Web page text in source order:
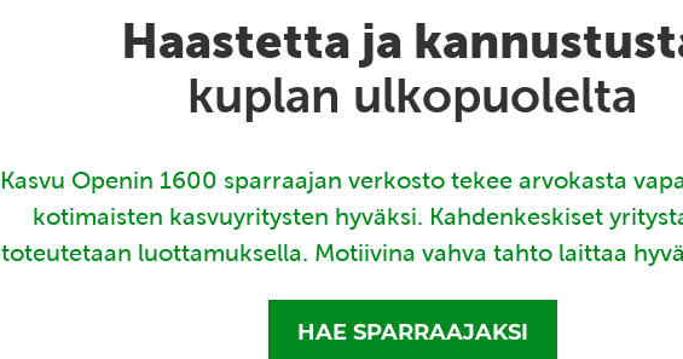
Haastetta ja
kuplan ulkopuolelta
Kasvu Openin 1600 sparraajan verkosto tekee arvokasta
kotimaisten kasvuyritysten hyväksi. Kahdenkeskiset
toteutetaan luottamuksella. Motiivina vahva tahto laittaa
HAE SPARRAAJAKSI